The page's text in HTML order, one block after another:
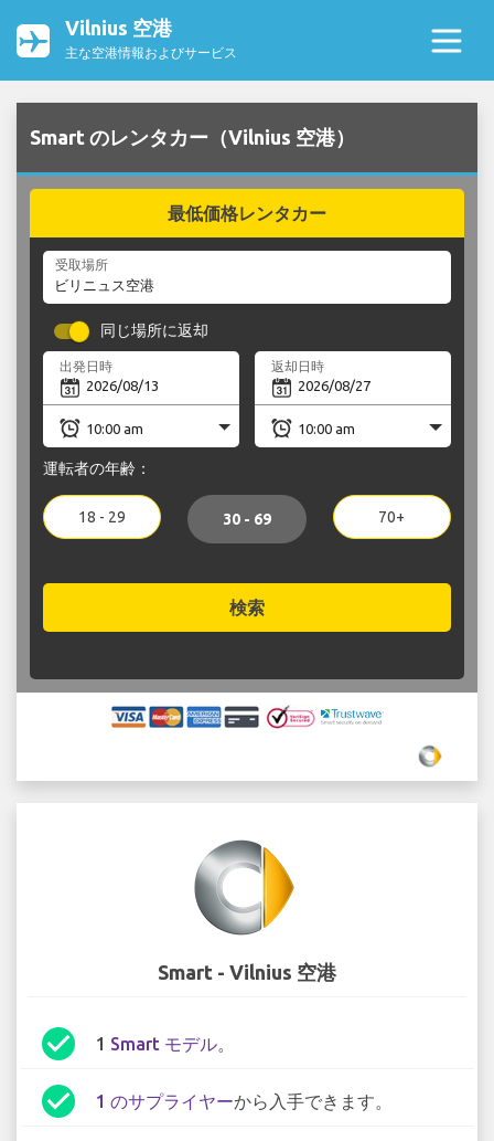
Vilnius 空港
主な空港情報およびサービス
Smart のレンタカー（Vilnius 空港）
最低価格レンタカー
受取場所
同じ場所に返却
出発日時 返却日時
運転者の年齢：
18 - 29 30 - 69 70+
検索
Smart - Vilnius 空港
check_circle 1 Smart モデル。
check_circle 1 のサプライヤーから入手できます。